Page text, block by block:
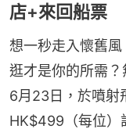
店+來回船票
想一秒走入懷舊
逛才是你的所需
6月23日，於噴射
HK$499（每位）